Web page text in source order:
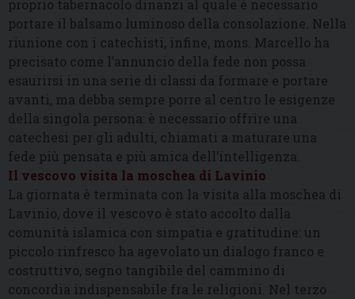
proprio tabernacolo dinanzi al quale è necessario
portare il balsamo luminoso della consolazione. Nella
riunione con i catechisti, infine, mons. Marcello ha
precisato come l’annuncio della fede non possa
esaurirsi in una serie di classi da formare e portare
avanti, ma debba sempre porre al centro le esigenze
della singola persona: è necessario offrire una
catechesi per gli adulti, chiamati a maturare una
fede più pensata e più amica dell’intelligenza.
Il vescovo visita la moschea di Lavinio
La giornata è terminata con la visita alla moschea di
Lavinio, dove il vescovo è stato accolto dalla
comunità islamica con simpatia e gratitudine: un
piccolo rinfresco ha agevolato un dialogo franco e
costruttivo, segno tangibile del cammino di
concordia indispensabile fra le religioni. Nel terzo